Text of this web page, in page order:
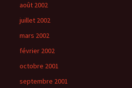
août 2002
juillet 2002
mars 2002
février 2002
octobre 2001
septembre 2001